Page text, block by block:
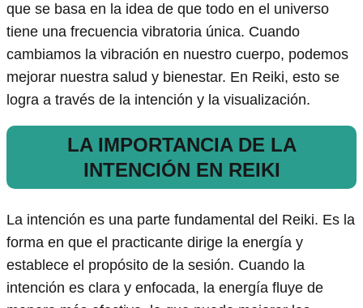
que se basa en la idea de que todo en el universo
tiene una frecuencia vibratoria única. Cuando
cambiamos la vibración en nuestro cuerpo, podemos
mejorar nuestra salud y bienestar. En Reiki, esto se
logra a través de la intención y la visualización.
LA IMPORTANCIA DE LA
INTENCIÓN EN REIKI
La intención es una parte fundamental del Reiki. Es la
forma en que el practicante dirige la energía y
establece el propósito de la sesión. Cuando la
intención es clara y enfocada, la energía fluye de